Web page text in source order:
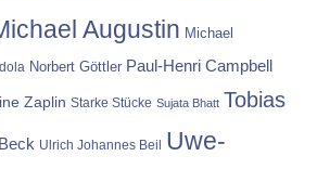
Augustin Michael
Norbert Göttler Paul-Henri Campbell
Zaplin Starke Stücke Sujata Bhatt Tobias
Ulrich Johannes Beil
Uwe-